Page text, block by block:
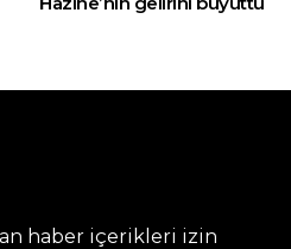
haber içerikleri izin